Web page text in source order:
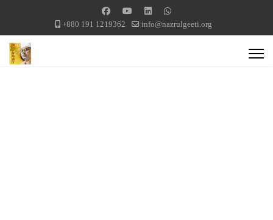
+880 191 1219362 info@nazrulgeeti.org